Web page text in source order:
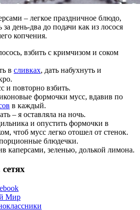
– легкое праздничное блюдо,
день-два до подачи как из лосося
копчения.
взбить с кримчизом и соком
в сливках, дать набухнуть и
и повторно взбить.
формочки мусс, вдавив по
в каждый.
– я оставляла на ночь.
и опустить формочки в
чтоб мусс легко отошел от стенок.
блюдечки.
каперсами, зеленью, долькой лимона.